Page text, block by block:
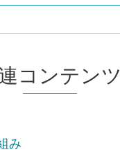
コンテンツ
み